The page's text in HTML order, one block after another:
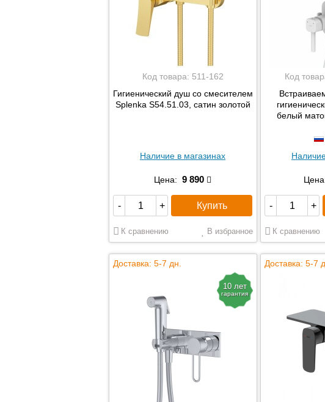
Код товара: 511-162
Гигиенический душ со смесителем
Splenka S54.51.03, сатин золотой
Наличие в магазинах
Цена: 9 890
- + Купить
К сравнению В избранное
Код
белый
- +
К сравнению
Доставка: 5-7 дн.
10 лет
гарантия
Доставка: 5-7